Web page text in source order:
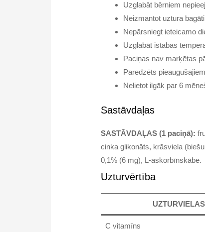
Uzglabāt bērniem
Neizmantot uztura
Nepārsniegt ieteicamo
Uzglabāt istabas
Paciņas nav marķētas
Paredzēts pieaugušajiem
Nelietot ilgāk par 6
Sastāvdaļas
SASTĀVDAĻAS (1 paciņā):
cinka glikonāts, krāsviela
0,1% (6 mg), L-askorbīnskābe.
Uzturvērtība
UZTURVIELAS
C vitamīns